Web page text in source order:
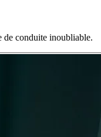
de conduite inoubliable.